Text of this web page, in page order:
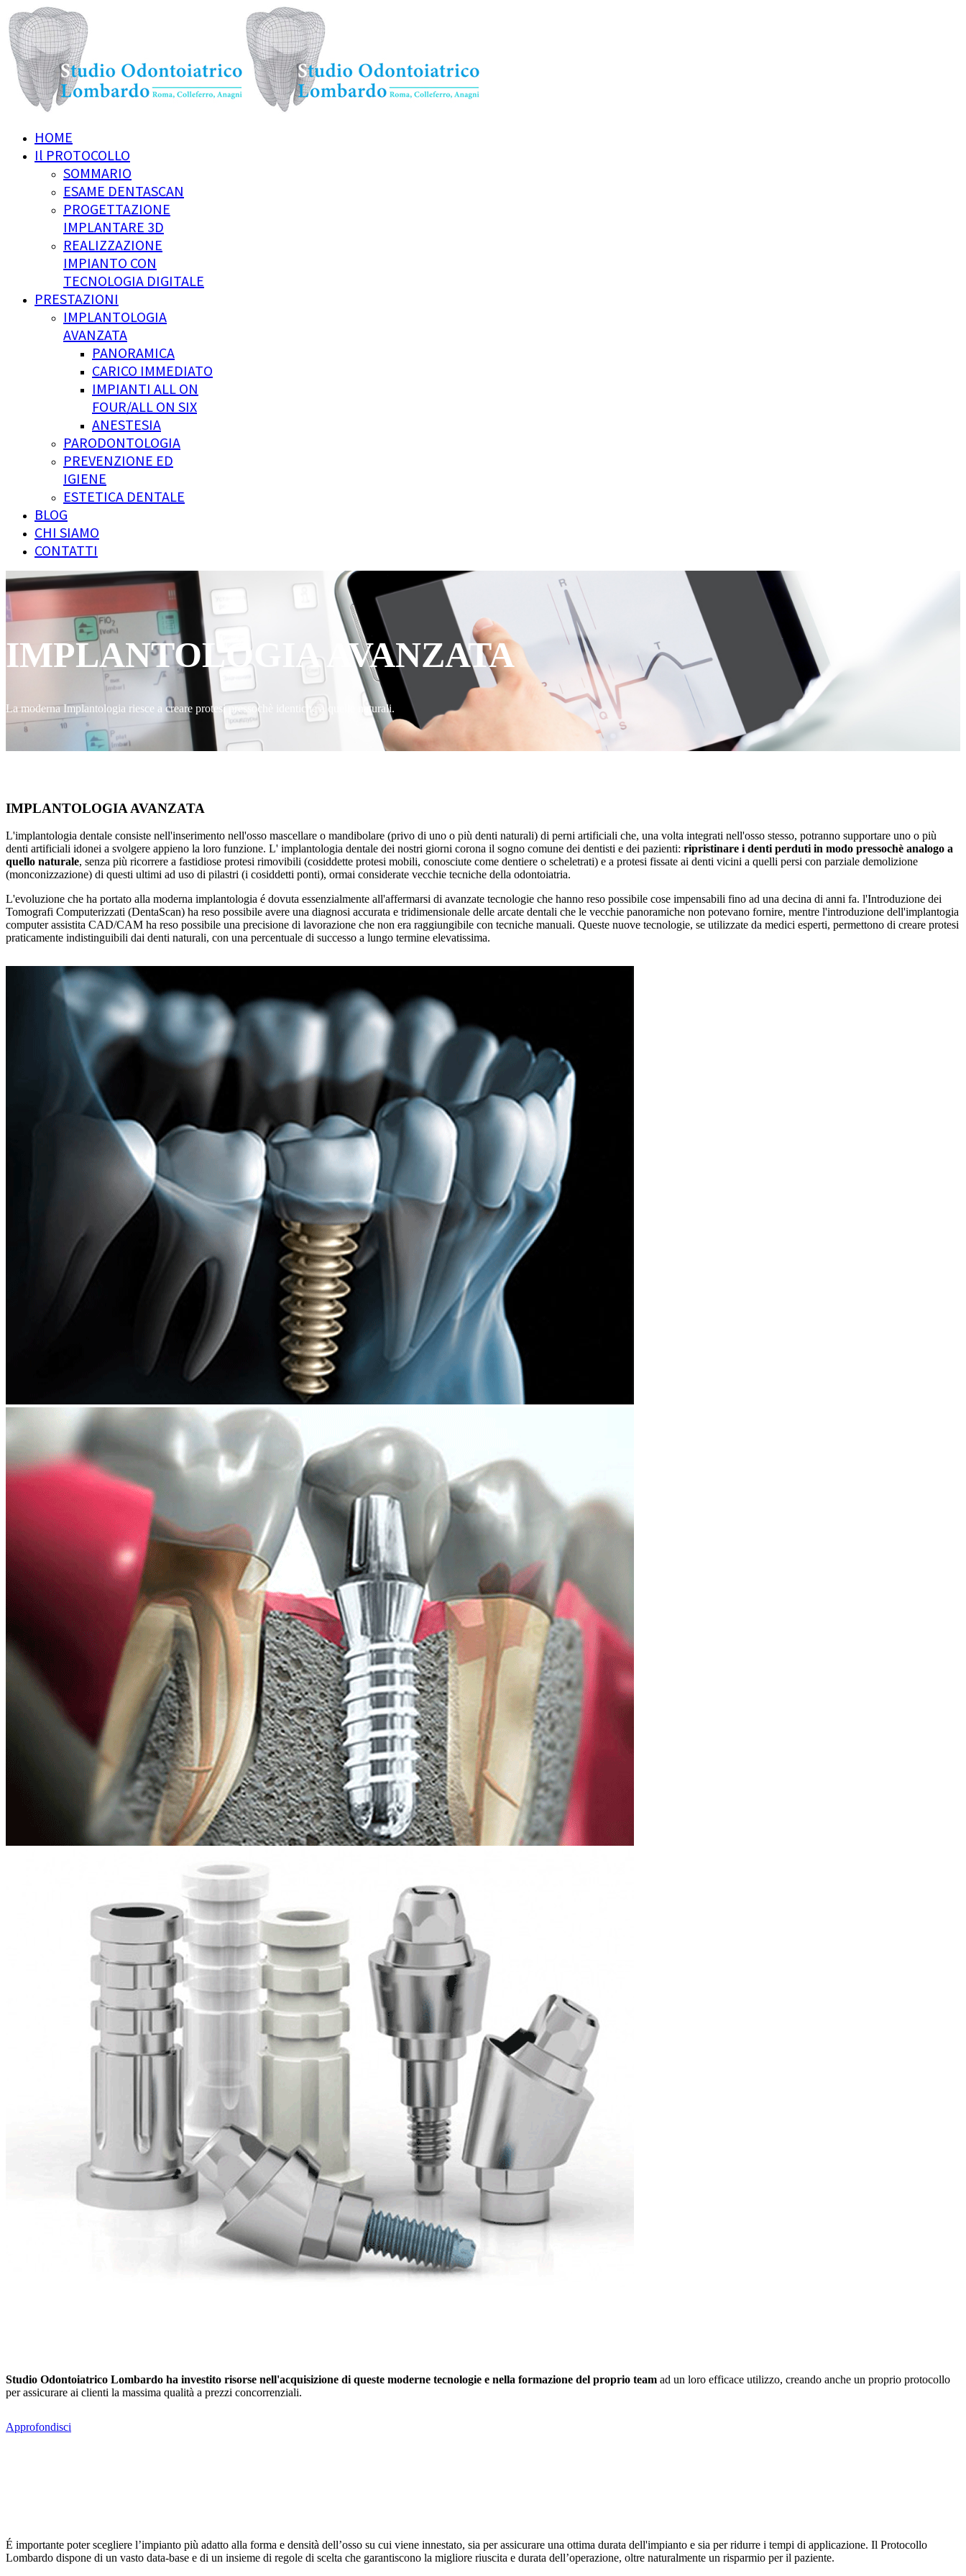
HOME
Il PROTOCOLLO
SOMMARIO
ESAME DENTASCAN
PROGETTAZIONE
IMPLANTARE 3D
REALIZZAZIONE
IMPIANTO CON
TECNOLOGIA DIGITALE
PRESTAZIONI
IMPLANTOLOGIA
AVANZATA
PANORAMICA
CARICO IMMEDIATO
IMPIANTI ALL ON
FOUR/ALL ON SIX
ANESTESIA
PARODONTOLOGIA
PREVENZIONE ED
IGIENE
ESTETICA DENTALE
BLOG
CHI SIAMO
CONTATTI
IMPLANTOLOGIA AVANZATA
La moderna Implantologia riesce a creare protesi pressochè identiche a quelle naturali.
IMPLANTOLOGIA AVANZATA
L'implantologia dentale consiste nell'inserimento nell'osso mascellare o mandibolare (privo di uno o più denti naturali) di perni artificiali che, una volta integrati nell'osso stesso, potranno supportare uno o più
denti artificiali idonei a svolgere appieno la loro funzione. L' implantologia dentale dei nostri giorni corona il sogno comune dei dentisti e dei pazienti: ripristinare i denti perduti in modo pressochè analogo a
quello naturale, senza più ricorrere a fastidiose protesi rimovibili (cosiddette protesi mobili, conosciute come dentiere o scheletrati) e a protesi fissate ai denti vicini a quelli persi con parziale demolizione
(monconizzazione) di questi ultimi ad uso di pilastri (i cosiddetti ponti), ormai considerate vecchie tecniche della odontoiatria.
L'evoluzione che ha portato alla moderna implantologia é dovuta essenzialmente all'affermarsi di avanzate tecnologie che hanno reso possibile cose impensabili fino ad una decina di anni fa. l'Introduzione dei
Tomografi Computerizzati (DentaScan) ha reso possibile avere una diagnosi accurata e tridimensionale delle arcate dentali che le vecchie panoramiche non potevano fornire, mentre l'introduzione dell'implantogia
computer assistita CAD/CAM ha reso possibile una precisione di lavorazione che non era raggiungibile con tecniche manuali. Queste nuove tecnologie, se utilizzate da medici esperti, permettono di creare protesi
praticamente indistinguibili dai denti naturali, con una percentuale di successo a lungo termine elevatissima.
Studio Odontoiatrico Lombardo ha investito risorse nell'acquisizione di queste moderne tecnologie e nella formazione del proprio team ad un loro efficace utilizzo, creando anche un proprio protocollo
per assicurare ai clienti la massima qualità a prezzi concorrenziali.
Approfondisci
É importante poter scegliere l’impianto più adatto alla forma e densità dell’osso su cui viene innestato, sia per assicurare una ottima durata dell'impianto e sia per ridurre i tempi di applicazione. Il Protocollo
Lombardo dispone di un vasto data-base e di un insieme di regole di scelta che garantiscono la migliore riuscita e durata dell’operazione, oltre naturalmente un risparmio per il paziente.